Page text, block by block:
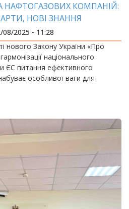
НАФТОГАЗОВИХ КОМПАНІЙ:
НОВІ ЗНАННЯ
2025 - 11:28
нового Закону України «Про
національного
ЄС питання ефективного
особливої ваги для